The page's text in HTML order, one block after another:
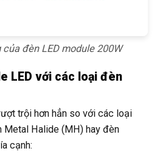
đèn LED module 200W
LED với các loại đèn
trội hơn hẳn so với các loại
Metal Halide (MH) hay đèn
cạnh: